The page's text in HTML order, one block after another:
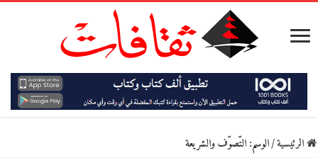
الرئيسية/الوسم:التّصوّف والشريعة